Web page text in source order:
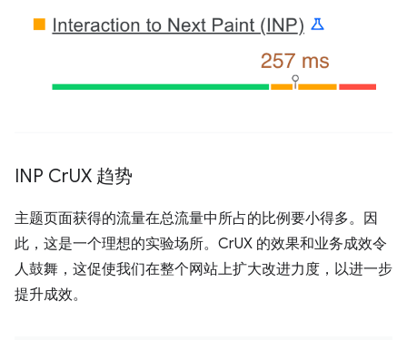
INP CrUX 趋势
主题页面获得的流量在总流量中所占的比例要小得多。因
此，这是一个理想的实验场所。CrUX 的效果和业务成效令
人鼓舞，这促使我们在整个网站上扩大改进力度，以进一步
提升成效。